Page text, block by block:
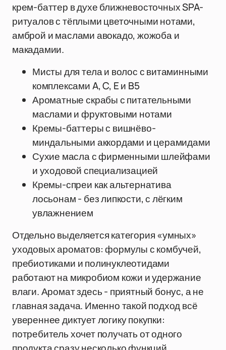
крем-баттер в духе ближневосточных SPA-
ритуалов с тёплыми цветочными нотами,
амброй и маслами авокадо, жожоба и
макадамии.
Мисты для тела и волос с витаминными
комплексами A, C, E и B5
Ароматные скрабы с питательными
маслами и фруктовыми нотами
Кремы-баттеры с вишнёво-
миндальными аккордами и церамидами
Сухие масла с фирменными шлейфами
и уходовой специализацией
Кремы-спреи как альтернатива
лосьонам - без липкости, с лёгким
увлажнением
Отдельно выделяется категория «умных»
уходовых ароматов: формулы с комбучей,
пребиотиками и полинуклеотидами
работают на микробиом кожи и удержание
влаги. Аромат здесь - приятный бонус, а не
главная задача. Именно такой подход всё
увереннее диктует логику покупки:
потребитель хочет получать от одного